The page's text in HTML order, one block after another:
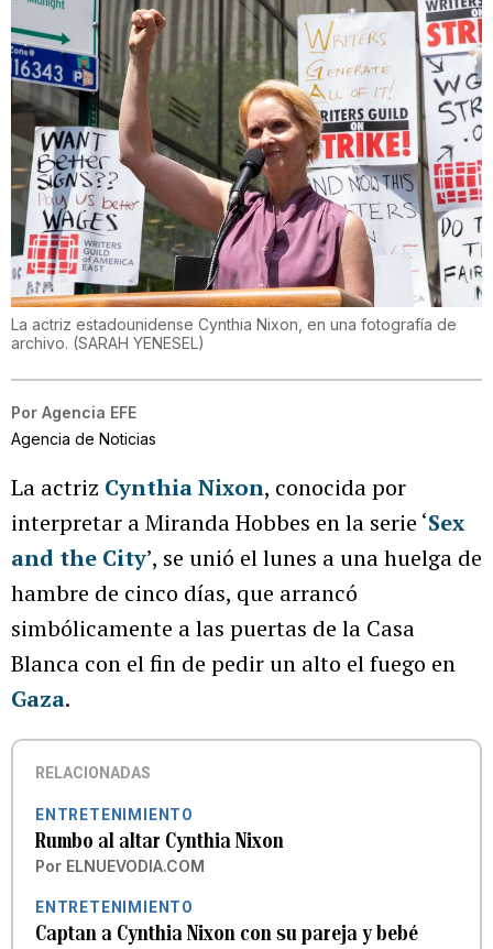
La actriz estadounidense Cynthia Nixon, en una fotografía de
archivo. (SARAH YENESEL)
Por Agencia EFE
Agencia de Noticias
La actriz Cynthia Nixon, conocida por
interpretar a Miranda Hobbes en la serie ‘Sex
and the City’, se unió el lunes a una huelga de
hambre de cinco días, que arrancó
simbólicamente a las puertas de la Casa
Blanca con el fin de pedir un alto el fuego en
Gaza.
RELACIONADAS
ENTRETENIMIENTO
Rumbo al altar Cynthia Nixon
Por ELNUEVODIA.COM
ENTRETENIMIENTO
Captan a Cynthia Nixon con su pareja y bebé